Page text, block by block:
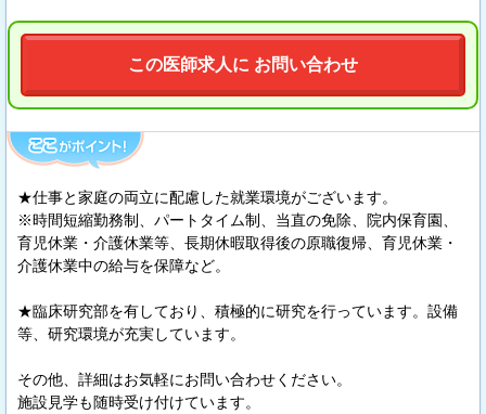
この医師求人に お問い合わせ
★仕事と家庭の両立に配慮した就業環境がございます。
※時間短縮勤務制、パートタイム制、当直の免除、院内保育園、
育児休業・介護休業等、長期休暇取得後の原職復帰、育児休業・
介護休業中の給与を保障など。
★臨床研究部を有しており、積極的に研究を行っています。設備
等、研究環境が充実しています。
その他、詳細はお気軽にお問い合わせください。
施設見学も随時受け付けています。